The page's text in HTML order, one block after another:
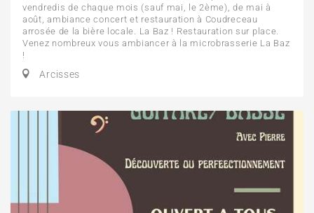
vendredis de chaque mois (sauf mai, le 2ème), de mai à
août, ambiance concert et restauration à Coudreceau
arrosée de la bière locale. La Baz ! Restauration sur place.
Venez nombreux vous ambiancer à la microbrasserie La Baz
!
Arcisses